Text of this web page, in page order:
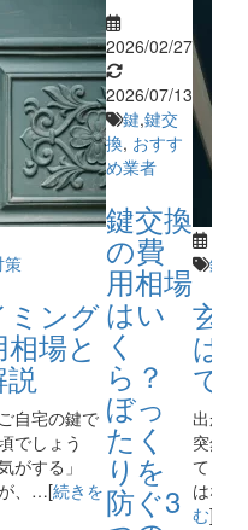
策
ミング
場と
自宅の鍵で
でしょう
がする」
が、…[続きを
2026/02/27
2026/07/13
鍵,鍵交
換, おすす
め業者
鍵交換
の費
用相場
はい
く
ら？
ぼっ
たく
りを
防ぐ3
鍵
玄
は
で
出か
突然
てし
はな
む]